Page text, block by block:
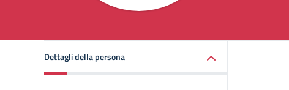
Dettagli della persona